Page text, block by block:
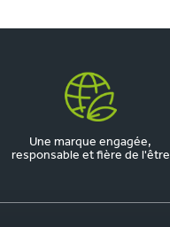
Une marque engagée,
responsable et fière de l'être